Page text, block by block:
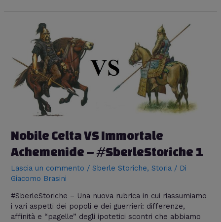
Nobile Celta VS Immortale
Achemenide – #SberleStoriche 1
Lascia un commento /Sberle Storiche,Storia / Di
Giacomo Brasini
#SberleStoriche – Una nuova rubrica in cui riassumiamo
i vari aspetti dei popoli e dei guerrieri: differenze,
affinità e “pagelle” degli ipotetici scontri che abbiamo